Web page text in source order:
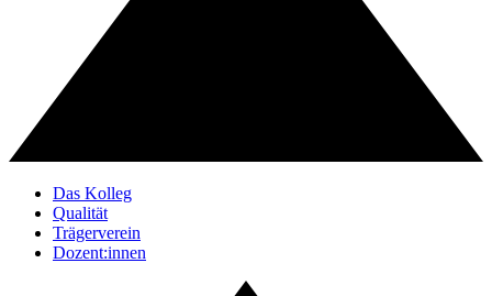
Das Kolleg
Qualität
Trägerverein
Dozent:innen